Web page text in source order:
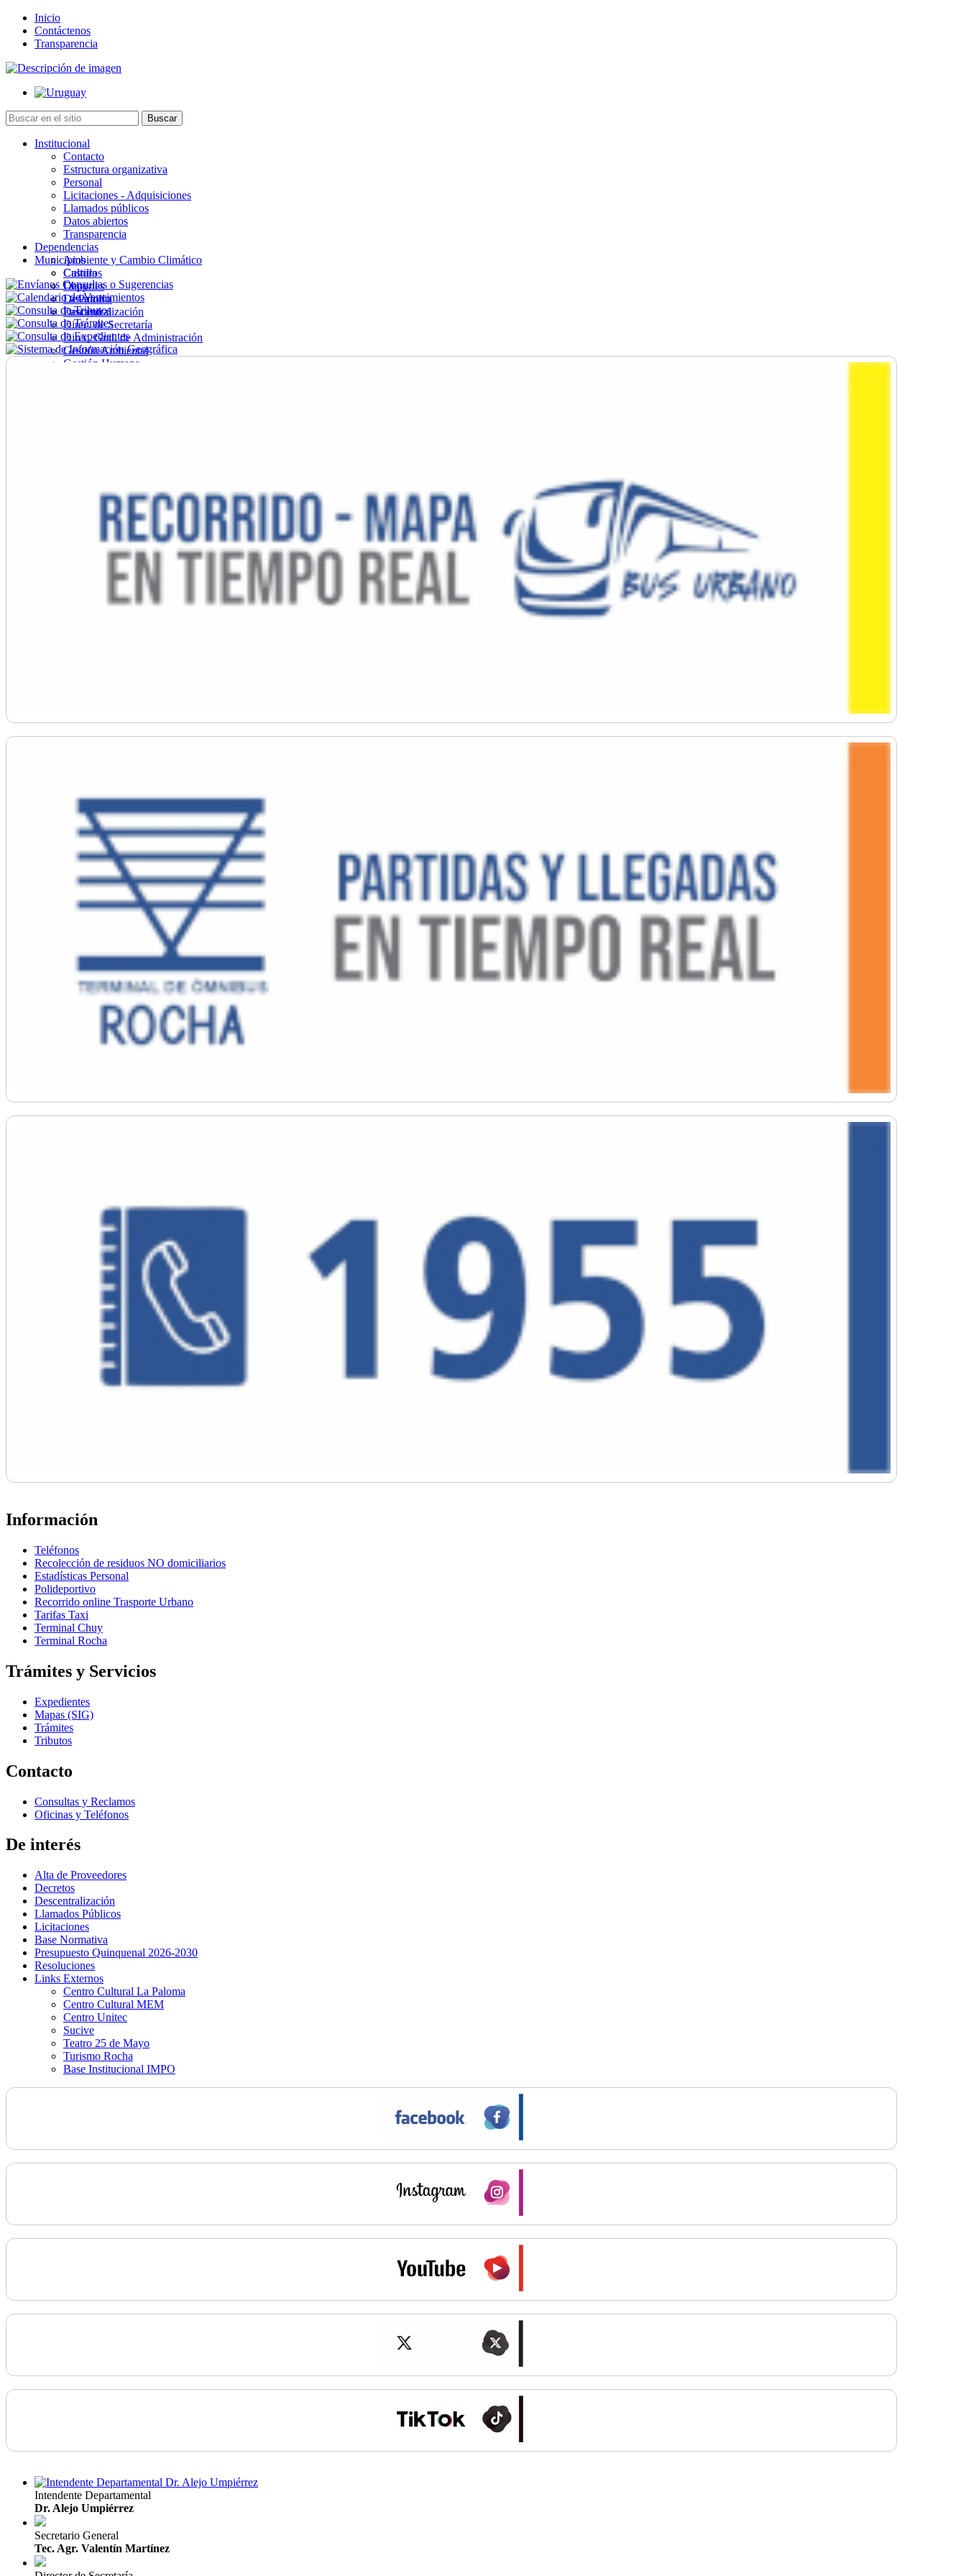
Inicio
Contáctenos
Transparencia
Institucional
Contacto
Estructura organizativa
Personal
Licitaciones - Adquisiciones
Llamados públicos
Datos abiertos
Transparencia
Dependencias
Ambiente y Cambio Climático
Cultura
Deportes
Desarrollo
Descentralización
Direc. de Secretaría
Direc. Gral. de Administración
Gestión Ambiental
Gestión Humana
Municipios
Castillos
Chuy
La Paloma
Lascano
Información
Teléfonos
Recolección de residuos NO domiciliarios
Estadísticas Personal
Polideportivo
Recorrido online Trasporte Urbano
Tarifas Taxi
Terminal Chuy
Terminal Rocha
Trámites y Servicios
Expedientes
Mapas (SIG)
Trámites
Tributos
Contacto
Consultas y Reclamos
Oficinas y Teléfonos
De interés
Alta de Proveedores
Decretos
Descentralización
Llamados Públicos
Licitaciones
Base Normativa
Presupuesto Quinquenal 2026-2030
Resoluciones
Links Externos
Centro Cultural La Paloma
Centro Cultural MEM
Centro Unitec
Sucive
Teatro 25 de Mayo
Turismo Rocha
Base Institucional IMPO
Intendente Departamental
Dr. Alejo Umpiérrez
Secretario General
Tec. Agr. Valentín Martínez